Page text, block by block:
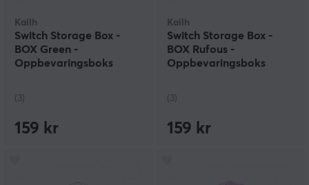
Kailh
Switch Storage Box -
BOX Green -
Oppbevaringsboks
(3)
159 kr
Kailh
Switch Storage Box -
BOX Rufous -
Oppbevaringsboks
(3)
159 kr